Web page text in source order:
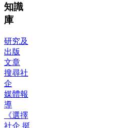
知識
庫
研究及
出版
文章
搜尋社
企
媒體報
導
《選擇
社企 挺